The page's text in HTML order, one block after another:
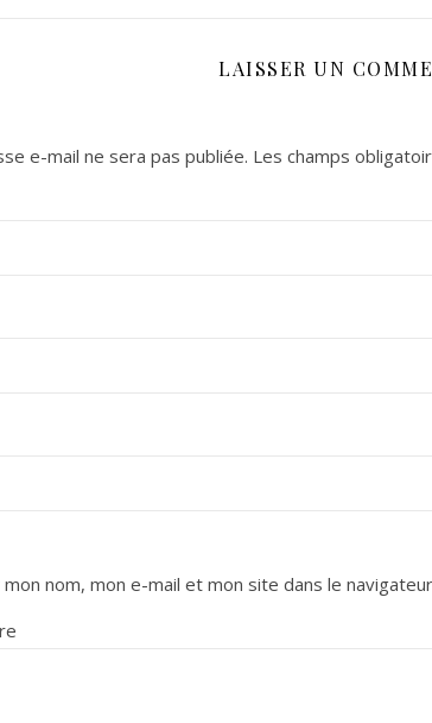
LAISSER UN
e-mail ne sera pas publiée. Les champs
nom, mon e-mail et mon site dans le